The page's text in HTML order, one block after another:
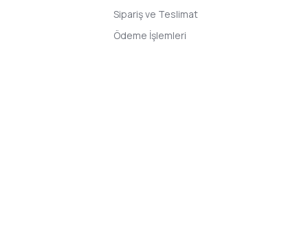
Sipariş ve Teslimat
Ödeme İşlemleri